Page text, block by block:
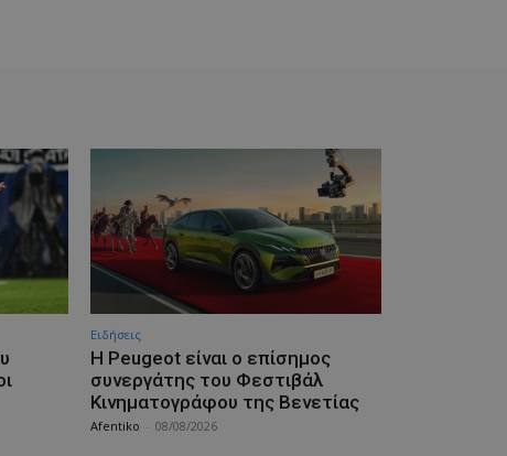
Ειδήσεις
Η Peugeot είναι ο επίσημος
συνεργάτης του Φεστιβάλ
Κινηματογράφου της Βενετίας
Afentiko 08/08/2026